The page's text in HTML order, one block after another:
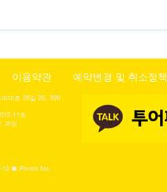
이용약관 예약변경 및 취소정책
대로 28길 20, 309
11호
과장
16
Permit No. :